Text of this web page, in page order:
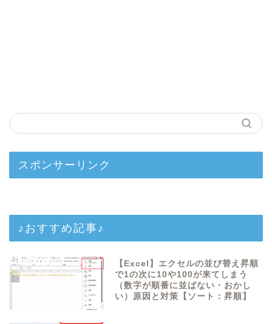
スポンサーリンク
♪おすすめ記事♪
【Excel】エクセルの並び替え昇順
で1の次に10や100が来てしまう
（数字が順番に並ばない・おかし
い）原因と対策【ソート：昇順】